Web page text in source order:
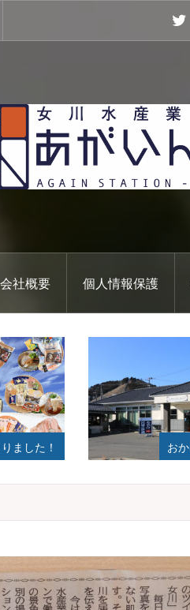
会社概要 個人情報保護
おかげさまで10周年